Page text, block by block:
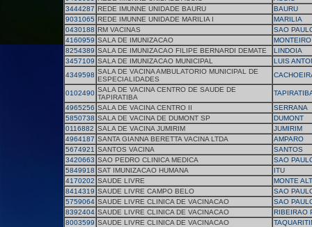
3444287 REDE IMUNNE UNIDADE BAURU
BAURU
9031065 REDE IMUNNE UNIDADE MARILIA I
MARILIA
0430188 RM VACINAS
SAO
4160959 SALA DE IMUNIZACAO
8254389 SALA DE IMUNIZACAO FILIPE BERNARDI DEMATE
LINDOIA
3457109 SALA DE IMUNIZACAO MUNICIPAL
LUIS
4349598 SALA DE VACINA AMBULATORIO MUNICIPAL DE
ESPECIALIDADES
0102490 SALA DE VACINA CENTRO DE SAUDE DE
TAPIRATIBA
4965256 SALA DE VACINA CENTRO II
SERRANA
5850738 SALA DE VACINA DE DUMONT SP
DUMONT
0116882 SALA DE VACINA JUMIRIM
JUMIRIM
4964187 SANTA GIANNA BERETTA VACINA LTDA
AMPARO
5674921 SANTOS VACINA
SANTOS
3420663 SAO PEDRO CLINICA MEDICA
SAO
5849918 SAT IMUNIZACAO HUMANA
ITU
4170202 SAUDE LIVRE
MONTE
8414319 SAUDE LIVRE CAMPO BELO
SAO
5759064 SAUDE LIVRE CLINICA DE VACINACAO
SAO
8392404 SAUDE LIVRE CLINICA DE VACINACAO
RIBEIRAO
8003599 SAUDE LIVRE CLINICA DE VACINACAO